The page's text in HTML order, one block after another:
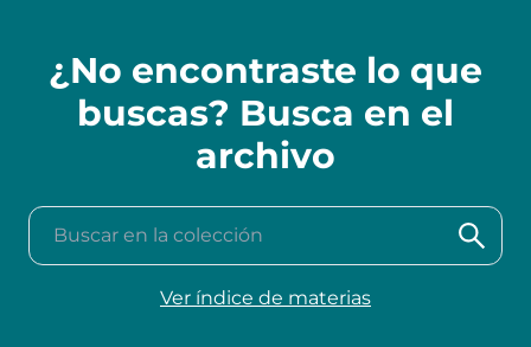
¿No encontraste lo que
buscas? Busca en el
archivo
Buscar en la colección
Ver índice de materias